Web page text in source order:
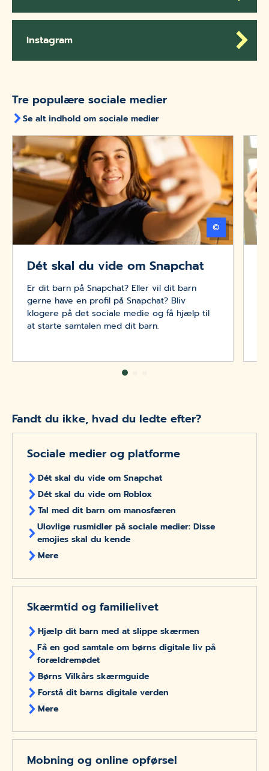
Instagram
Tre populære sociale medier
Se alt indhold om sociale medier
© Getty
Dét skal du vide om Snapchat
Er dit barn på Snapchat? Eller vil dit barn
gerne have en profil på Snapchat? Bliv
klogere på det sociale medie og få hjælp til
at starte samtalen med dit barn.
Fandt du ikke, hvad du ledte efter?
Sociale medier og platforme
Dét skal du vide om Snapchat
Dét skal du vide om Roblox
Tal med dit barn om manosfæren
Ulovlige rusmidler på sociale medier: Disse
emojies skal du kende
Mere
Skærmtid og familielivet
Hjælp dit barn med at slippe skærmen
Få en god samtale om børns digitale liv på
forældremødet
Børns Vilkårs skærmguide
Forstå dit barns digitale verden
Mere
Mobning og online opførsel